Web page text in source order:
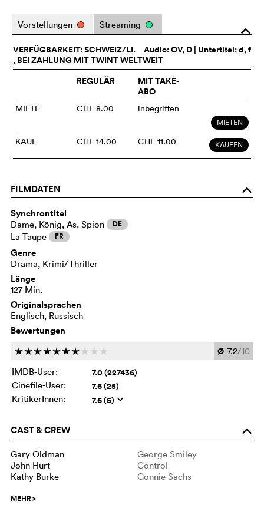
o
Vorstellungen Streaming
Audio:OV, D | Untertitel: d, f
VERFÜGBARKEIT: SCHWEIZ/LI.
, BEI ZAHLUNG MIT TWINT WELTWEIT
REGULÄR
MIT TAKE-
ABO
MIETE CHF 8.00 inbegriffen
MIETEN
KAUF CHF 14.00 CHF 11.00 KAUFEN
FILMDATEN o
Synchrontitel
Dame, König, As, Spion DE
La Taupe FR
Genre
Drama, Krimi/Thriller
Länge
127 Min.
Originalsprachen
Englisch, Russisch
Bewertungen
ccccccc c c c Ø 7.2/10
IMDB-User:
7.0 (227436)
Cinefile-User: 7.6 (25)
KritikerInnen: 7.6 (5) q
CAST & CREW o
Gary Oldman
George Smiley
John Hurt
Control
Kathy Burke
Connie Sachs
MEHR>